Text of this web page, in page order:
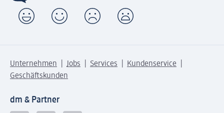
Unternehmen Jobs Services
Kundenservice
Geschäftskunden
dm & Partner